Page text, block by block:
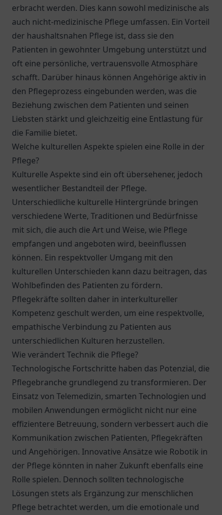
erbracht werden. Dies kann sowohl medizinische als
auch nicht-medizinische Pflege umfassen. Ein Vorteil
der haushaltsnahen Pflege ist, dass sie den
Patienten in gewohnter Umgebung unterstützt und
oft eine persönliche, vertrauensvolle Atmosphäre
schafft. Darüber hinaus können Angehörige aktiv in
den Pflegeprozess eingebunden werden, was die
Beziehung zwischen dem Patienten und seinen
Liebsten stärkt und gleichzeitig eine Entlastung für
die Familie bietet.
Welche kulturellen Aspekte spielen eine Rolle in der
Pflege?
Kulturelle Aspekte sind ein oft übersehener, jedoch
wesentlicher Bestandteil der Pflege.
Unterschiedliche kulturelle Hintergründe bringen
verschiedene Werte, Traditionen und Bedürfnisse
mit sich, die auch die Art und Weise, wie Pflege
empfangen und angeboten wird, beeinflussen
können. Ein respektvoller Umgang mit den
kulturellen Unterschieden kann dazu beitragen, das
Wohlbefinden des Patienten zu fördern.
Pflegekräfte sollten daher in interkultureller
Kompetenz geschult werden, um eine respektvolle,
empathische Verbindung zu Patienten aus
unterschiedlichen Kulturen herzustellen.
Wie verändert Technik die Pflege?
Technologische Fortschritte haben das Potenzial, die
Pflegebranche grundlegend zu transformieren. Der
Einsatz von Telemedizin, smarten Technologien und
mobilen Anwendungen ermöglicht nicht nur eine
effizientere Betreuung, sondern verbessert auch die
Kommunikation zwischen Patienten, Pflegekräften
und Angehörigen. Innovative Ansätze wie Robotik in
der Pflege könnten in naher Zukunft ebenfalls eine
Rolle spielen. Dennoch sollten technologische
Lösungen stets als Ergänzung zur menschlichen
Pflege betrachtet werden, um die emotionale und